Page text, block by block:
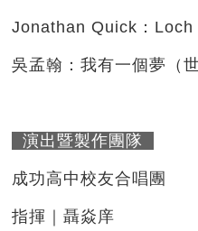
Jonathan Quick：Loch
吳孟翰：我有一個夢（
演出暨製作團隊
成功高中校友合唱團
指揮｜聶焱庠